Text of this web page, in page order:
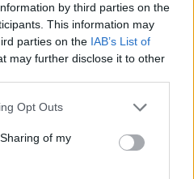
by third parties on the
This information may
parties on the IAB’s List of
may further disclose it to other
app uses one or more Google
behaviour. You may click to
and its third-party tags to
purposes in below Google
Opt Outs
of my